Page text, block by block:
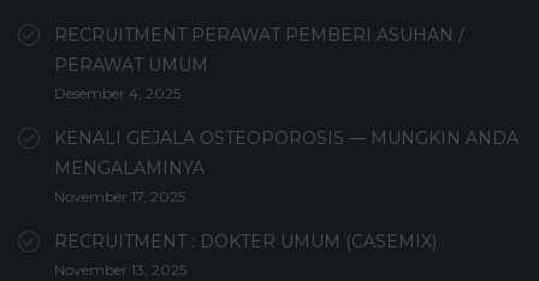
RECRUITMENT PERAWAT PEMBERI ASUHAN /
PERAWAT UMUM
Desember 4, 2025
KENALI GEJALA OSTEOPOROSIS — MUNGKIN ANDA
MENGALAMINYA
November 17, 2025
RECRUITMENT : DOKTER UMUM (CASEMIX)
November 13, 2025